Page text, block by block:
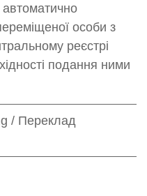
особи з
реєстрі
подання ними
/ Переклад